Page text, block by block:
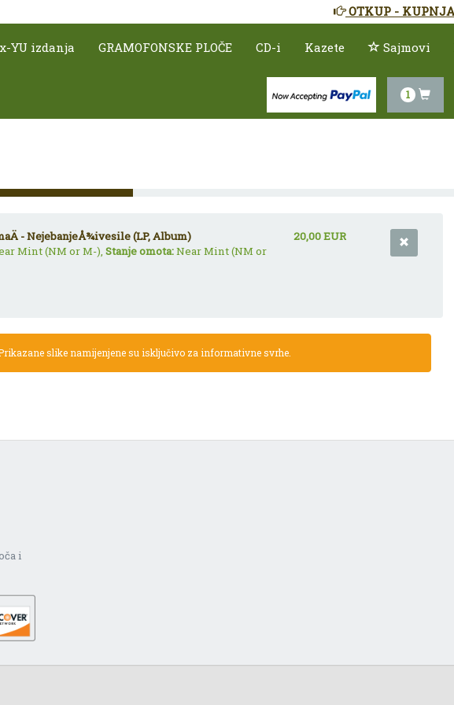
OTKUP - KUPNJA
YU izdanja GRAMOFONSKE PLOČE CD-i Kazete Sajmovi
1
- NejebanjeÅ¾ivesile (LP, Album)
Mint (NM or M-),Stanje omota:Near Mint (NM or
20,00 EUR
slike namijenjene su isključivo za informativne svrhe.
i